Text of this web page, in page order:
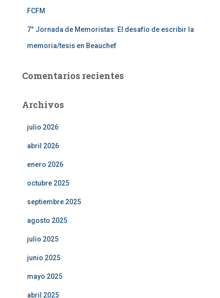
FCFM
7° Jornada de Memoristas: El desafío de escribir la
memoria/tesis en Beauchef
Comentarios recientes
Archivos
julio 2026
abril 2026
enero 2026
octubre 2025
septiembre 2025
agosto 2025
julio 2025
junio 2025
mayo 2025
abril 2025